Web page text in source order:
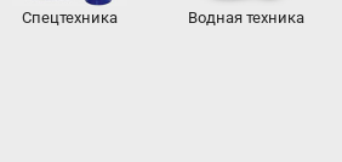
Спецтехника Водная техника